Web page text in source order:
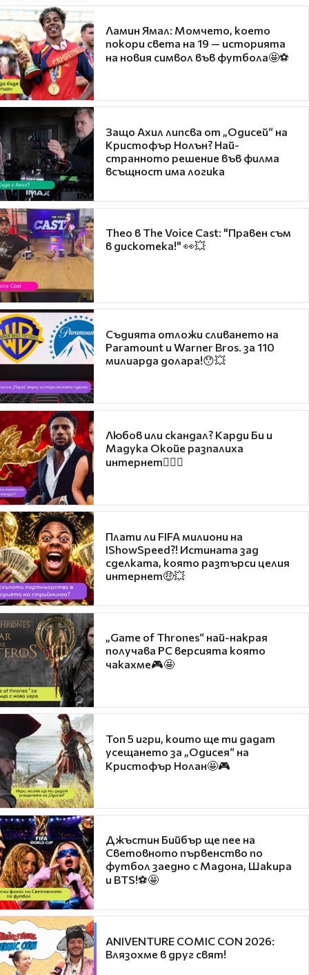
Ламин Ямал: Момчето, което
покори света на 19 — историята
на новия символ във футбола🤩⚽
Защо Ахил липсва от „Одисей“ на
Кристофър Нолън? Най-
странното решение във филма
всъщност има логика
Theo в The Voice Cast: "Правен съм
в дискотека!" 👀💥
Съдията отложи сливането на
Paramount и Warner Bros. за 110
милиарда долара!😯💥
Любов или скандал? Карди Би и
Мадука Окойе разпалиха
интернет❤️‍🔥🔥
Плати ли FIFA милиони на
IShowSpeed?! Истината зад
сделката, която разтърси целия
интернет🤑💥
„Game of Thrones“ най-накрая
получава PC версията която
чакахме🎮🤩
Топ 5 игри, които ще ти дадат
усещането за „Одисея“ на
Кристофър Нолан🤩🎮
Джъстин Бийбър ще пее на
Световното първенство по
футбол заедно с Мадона, Шакира
и BTS!⚽🤩
ANIVENTURE COMIC CON 2026:
Влязохме в друг свят!